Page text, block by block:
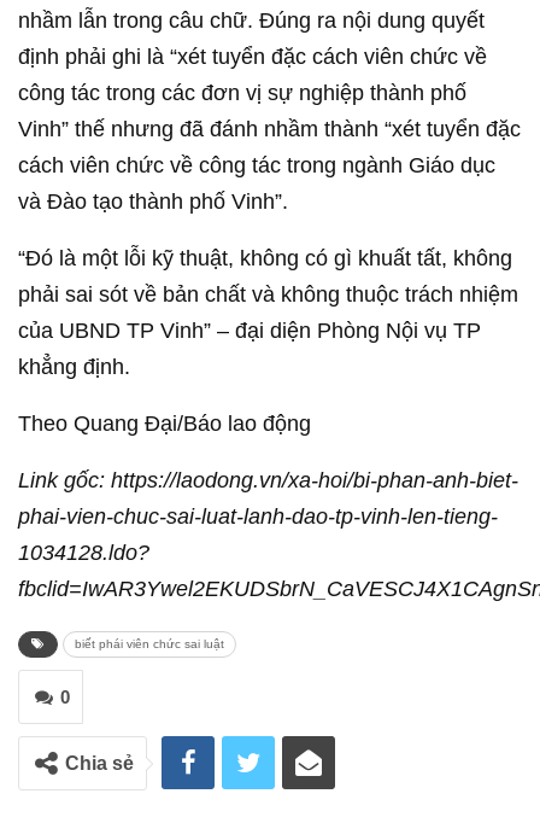
nhầm lẫn trong câu chữ. Đúng ra nội dung quyết
định phải ghi là “xét tuyển đặc cách viên chức về
công tác trong các đơn vị sự nghiệp thành phố
Vinh” thế nhưng đã đánh nhầm thành “xét tuyển đặc
cách viên chức về công tác trong ngành Giáo dục
và Đào tạo thành phố Vinh”.
“Đó là một lỗi kỹ thuật, không có gì khuất tất, không
phải sai sót về bản chất và không thuộc trách nhiệm
của UBND TP Vinh” – đại diện Phòng Nội vụ TP
khẳng định.
Theo Quang Đại/Báo lao động
Link gốc: https://laodong.vn/xa-hoi/bi-phan-anh-biet-
phai-vien-chuc-sai-luat-lanh-dao-tp-vinh-len-tieng-
1034128.ldo?
biết phái viên chức sai luật
0
Chia sẻ